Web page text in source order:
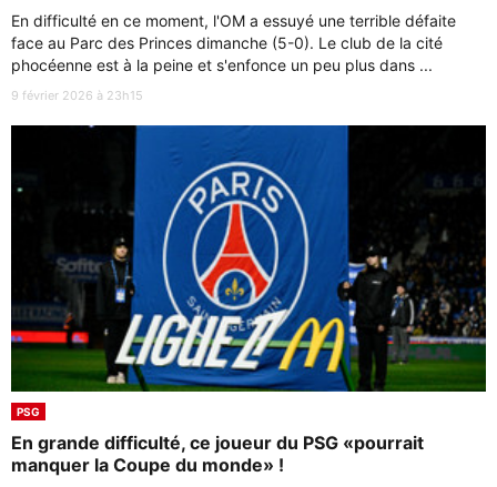
En difficulté en ce moment, l'OM a essuyé une terrible défaite
face au Parc des Princes dimanche (5-0). Le club de la cité
phocéenne est à la peine et s'enfonce un peu plus dans ...
9 février 2026 à 23h15
PSG
En grande difficulté, ce joueur du PSG «pourrait
manquer la Coupe du monde» !